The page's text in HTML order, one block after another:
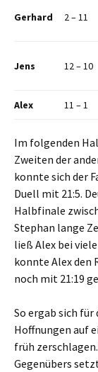
Gerhard 2 – 11
Jens 12 – 10
Alex 11 – 1
Im folgenden
Zweiten der
konnte sich der
Duell mit 21:5.
Halbfinale
Stephan lange
ließ Alex bei
konnte Alex den
noch mit 21:19
So ergab sich für
Hoffnungen auf
früh
Gegenübers